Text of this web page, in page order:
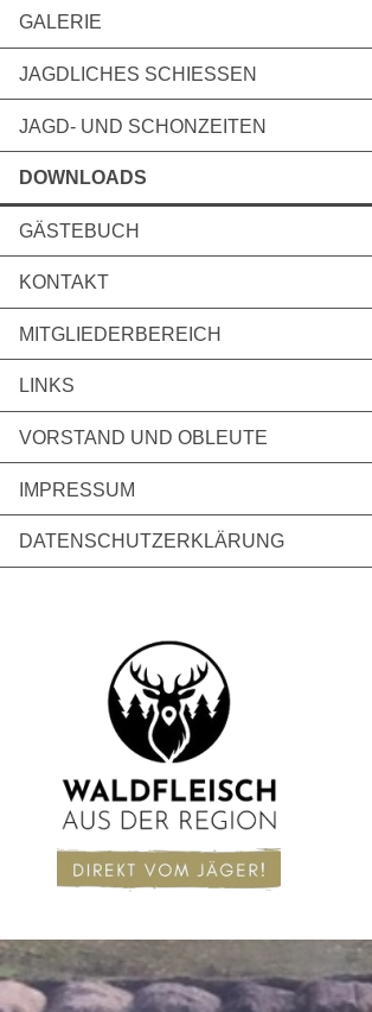
GALERIE
JAGDLICHES SCHIESSEN
JAGD- UND SCHONZEITEN
DOWNLOADS
GÄSTEBUCH
KONTAKT
MITGLIEDERBEREICH
LINKS
VORSTAND UND OBLEUTE
IMPRESSUM
DATENSCHUTZERKLÄRUNG